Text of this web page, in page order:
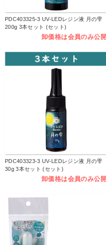
PDC403325-3 UV-LEDレジン液 月の雫
200g 3本セット (セット)
卸価格は会員のみ公開
PDC403323-3 UV-LEDレジン液 月の雫
30g 3本セット (セット)
卸価格は会員のみ公開